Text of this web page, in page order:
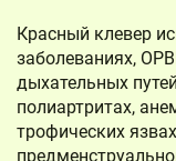
Красный клевер
заболеваниях,
дыхательных
полиартритах,
трофических